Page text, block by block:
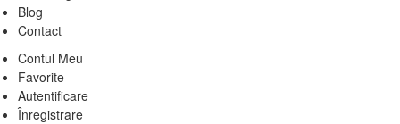
Blog
Contact
Contul Meu
Favorite
Autentificare
Înregistrare